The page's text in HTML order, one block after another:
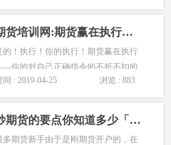
：深入研究市场，了解基本面和...
期货培训网:期货赢在执行「执行的难点、要点和重点」
的！执行！你的执行！期货赢在执行
你的对自己正确指令的不折不扣的
行，是你卓越与平庸的界点，是你专
点！...
间 : 2019-04-25 浏览 : 883
炒期货的要点你知道多少「炒期货的10个要点」
多期货新手由于是刚期货开户的，在